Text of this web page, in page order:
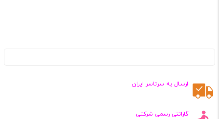
ارسـال به سرتاسر ایران
گارانتی رسمی شرکتی